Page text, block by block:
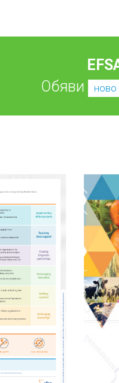
Обяви
ново